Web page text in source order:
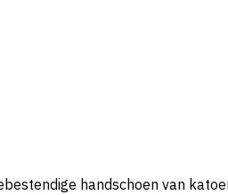
handschoen van